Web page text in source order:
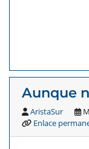
Aunque
AristaSur
Enlace